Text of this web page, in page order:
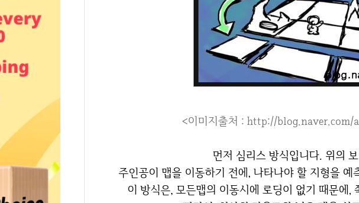
<이미지출처 : http://
먼저 심리스 방식입니다. 위의
주인공이 맵을 이동하기 전에, 나타나야 할 지형을
이 방식은, 모든맵의 이동시에 로딩이 없기 때문